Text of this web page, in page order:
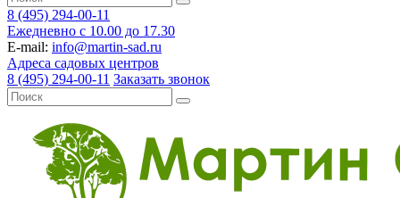
8 (495) 294-00-11
Ежедневно с 10.00 до 17.30
E-mail: info@martin-sad.ru
Адреса садовых центров
8 (495) 294-00-11 Заказать звонок